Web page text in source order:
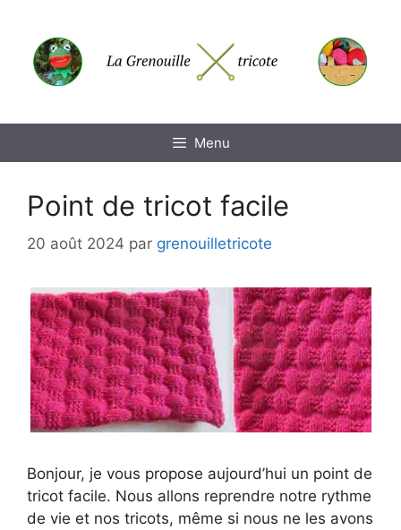
contenu
Menu
Point de tricot facile
20 août 2024 par grenouilletricote
Bonjour, je vous propose aujourd’hui un point de
tricot facile. Nous allons reprendre notre rythme
de vie et nos tricots, même si nous ne les avons